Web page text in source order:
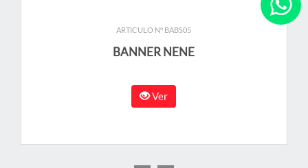
ARTICULO N° BABS05
BANNER NENE
Ver